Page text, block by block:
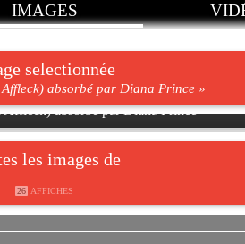
IMAGES
selectionnée
absorbé par Diana Prince »
absorbé par Diana Prince
les images de
26 AFFICHES